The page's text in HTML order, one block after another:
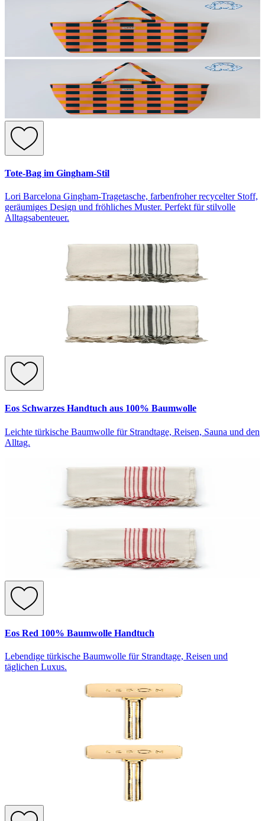
Tote-Bag im Gingham-Stil
Lori Barcelona Gingham-Tragetasche, farbenfroher recycelter Stoff,
geräumiges Design und fröhliches Muster. Perfekt für stilvolle
Alltagsabenteuer.
Eos Schwarzes Handtuch aus 100% Baumwolle
Leichte türkische Baumwolle für Strandtage, Reisen, Sauna und den
Alltag.
Eos Red 100% Baumwolle Handtuch
Lebendige türkische Baumwolle für Strandtage, Reisen und
täglichen Luxus.